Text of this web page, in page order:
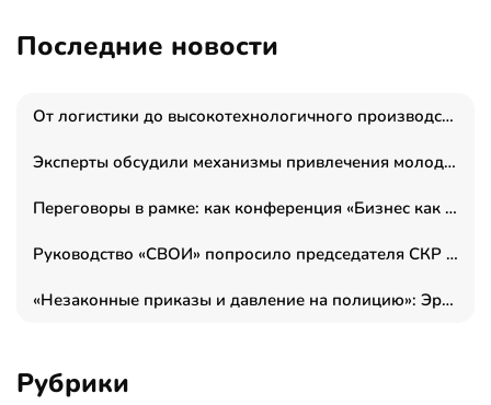
Последние новости
От логистики до высокотехнологичного производства: как основатель “гагаринга” выстраивает экосистему безопасности и гражданских БПЛА
Эксперты обсудили механизмы привлечения молодых специалистов в промышленные города
Переговоры в рамке: как конференция «Бизнес как искусство» переформатирует деловой этикет в стенах ТПП РФ
Руководство «СВОИ» попросило председателя СКР дать правовую оценку обысков в тыловом штабе
«Незаконные приказы и давление на полицию»: Эрнеста Султанова задержали у посольства Израиля во время одиночного пикета
Рубрики